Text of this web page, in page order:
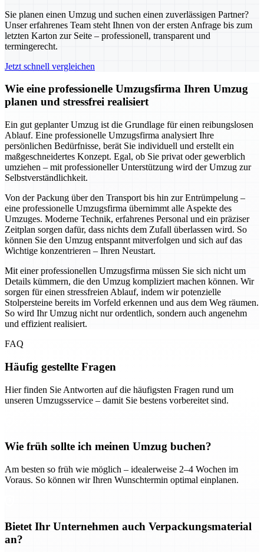
Sie planen einen Umzug und suchen einen zuverlässigen Partner?
Unser erfahrenes Team steht Ihnen von der ersten Anfrage bis zum
letzten Karton zur Seite – professionell, transparent und
termingerecht.
Jetzt schnell vergleichen
Wie eine professionelle Umzugsfirma Ihren Umzug
planen und stressfrei realisiert
Ein gut geplanter Umzug ist die Grundlage für einen reibungslosen
Ablauf. Eine professionelle Umzugsfirma analysiert Ihre
persönlichen Bedürfnisse, berät Sie individuell und erstellt ein
maßgeschneidertes Konzept. Egal, ob Sie privat oder gewerblich
umziehen – mit professioneller Unterstützung wird der Umzug zur
Selbstverständlichkeit.
Von der Packung über den Transport bis hin zur Entrümpelung –
eine professionelle Umzugsfirma übernimmt alle Aspekte des
Umzuges. Moderne Technik, erfahrenes Personal und ein präziser
Zeitplan sorgen dafür, dass nichts dem Zufall überlassen wird. So
können Sie den Umzug entspannt mitverfolgen und sich auf das
Wichtige konzentrieren – Ihren Neustart.
Mit einer professionellen Umzugsfirma müssen Sie sich nicht um
Details kümmern, die den Umzug kompliziert machen können. Wir
sorgen für einen stressfreien Ablauf, indem wir potenzielle
Stolpersteine bereits im Vorfeld erkennen und aus dem Weg räumen.
So wird Ihr Umzug nicht nur ordentlich, sondern auch angenehm
und effizient realisiert.
FAQ
Häufig gestellte Fragen
Hier finden Sie Antworten auf die häufigsten Fragen rund um
unseren Umzugsservice – damit Sie bestens vorbereitet sind.
Wie früh sollte ich meinen Umzug buchen?
Am besten so früh wie möglich – idealerweise 2–4 Wochen im
Voraus. So können wir Ihren Wunschtermin optimal einplanen.
Bietet Ihr Unternehmen auch Verpackungsmaterial
an?